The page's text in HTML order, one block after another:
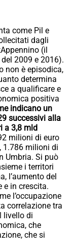
come Pil e
dagli
(il
2009 e 2016).
non è episodica,
determina
a qualificare e
positiva
indicano un
successivi alla
a 3,8 mld
milioni di euro
1.786 milioni di
Umbria. Si può
i territori
l’aumento del
e in crescita.
l’occupazione
correlazione tra
livello di
che
che si